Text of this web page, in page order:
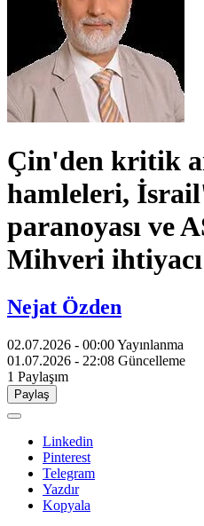
Çin'den kritik
hamleleri,
paranoyası ve
Mihveri ihtiyacı
Nejat Özden
02.07.2026 - 00:00Yayınlanma
01.07.2026 - 22:08 Güncelleme
1 Paylaşım
Paylaş
Linkedin
Pinterest
Telegram
Yazdır
Kopyala